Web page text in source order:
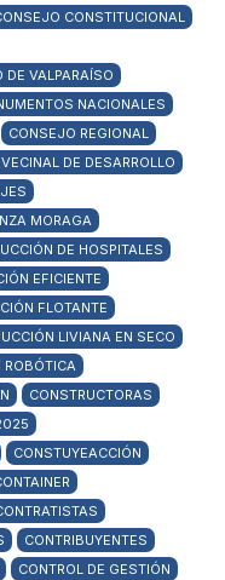
CONSTITUCIONAL
DE VALPARAÍSO
NACIONALES
CONSEJO REGIONAL
DE DESARROLLO
MORAGA
DE HOSPITALES
EFICIENTE
FLOTANTE
LIVIANA EN SECO
ROBÓTICA
CONSTRUCTORAS
CONSTUYEACCIÓN
CONTRIBUYENTES
CONTROL DE GESTIÓN